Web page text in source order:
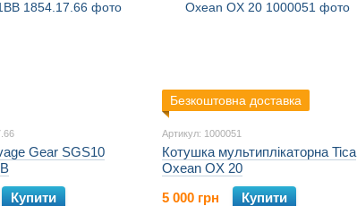
Gear SGS10
Купити
Безкоштовна доставка
Артикул: 1000051
Кoтушка мультиплікаторна Tica
Oxean OX 20
5 000 грн
Купити